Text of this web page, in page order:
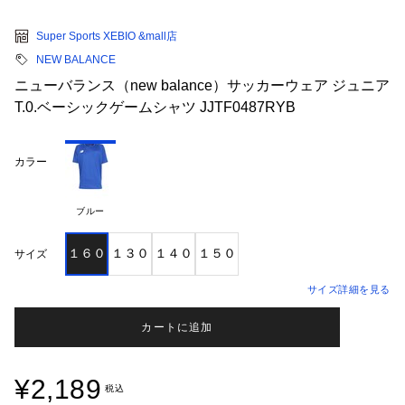
Super Sports XEBIO &mall店
NEW BALANCE
ニューバランス（new balance）サッカーウェア ジュニア
T.0.ベーシックゲームシャツ JJTF0487RYB
カラー
ブルー
サイズ １６０ １３０ １４０ １５０
サイズ詳細を見る
カートに追加
¥2,189 税込